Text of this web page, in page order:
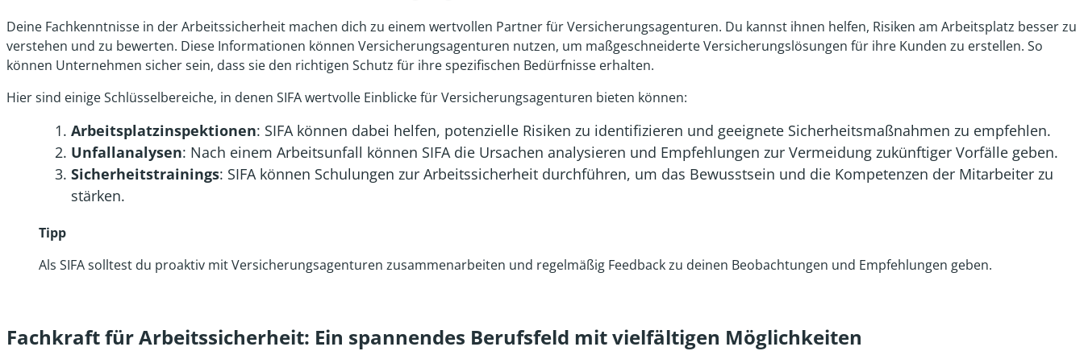
Deine Fachkenntnisse in der Arbeitssicherheit machen dich zu einem wertvollen Partner für Versicherungsagenturen. Du kannst ihnen helfen, Risiken am Arbeitsplatz besser zu
verstehen und zu bewerten. Diese Informationen können Versicherungsagenturen nutzen, um maßgeschneiderte Versicherungslösungen für ihre Kunden zu erstellen. So
können Unternehmen sicher sein, dass sie den richtigen Schutz für ihre spezifischen Bedürfnisse erhalten.
Hier sind einige Schlüsselbereiche, in denen SIFA wertvolle Einblicke für Versicherungsagenturen bieten können:
Arbeitsplatzinspektionen: SIFA können dabei helfen, potenzielle Risiken zu identifizieren und geeignete Sicherheitsmaßnahmen zu empfehlen.
Unfallanalysen: Nach einem Arbeitsunfall können SIFA die Ursachen analysieren und Empfehlungen zur Vermeidung zukünftiger Vorfälle geben.
Sicherheitstrainings: SIFA können Schulungen zur Arbeitssicherheit durchführen, um das Bewusstsein und die Kompetenzen der Mitarbeiter zu
stärken.
Tipp
Als SIFA solltest du proaktiv mit Versicherungsagenturen zusammenarbeiten und regelmäßig Feedback zu deinen Beobachtungen und Empfehlungen geben.
Fachkraft für Arbeitssicherheit: Ein spannendes Berufsfeld mit vielfältigen Möglichkeiten